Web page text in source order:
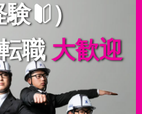
験
）
職 大歓迎